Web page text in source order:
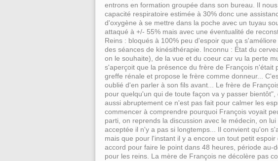
entrons en formation groupée dans son bureau. Il
capacité respiratoire estimée à 30% donc une
d'oxygène à se mettre dans la poche avec un tuyau
attaqué à +/- 55% mais avec une éventualité de
Reins : bloqués à 100% peu d'espoir que ça
des séances de kinésithérapie. Inconnu : État du
on le souhaite), de la vue et du coeur car vu la perte
s'aperçoit que la présence du frère de François
greffe rénale et propose le frère comme donneur...
oublié d'en parler à son fils avant... Le frère de
pour quelqu'un qui de toute façon va y passer
aussi abruptement ce n'est pas fait pour calmer les
commencer à comprendre pourquoi François voyait
parti, on reprends la discussion avec le médecin, on
acceptée il n'y a pas si longtemps... Il convient qu'on
mais que pour l'instant il y a encore un tout petit
accord pour faire le point dans 48 heures, période au-
pour les reins. La mère de François ne décolère pas